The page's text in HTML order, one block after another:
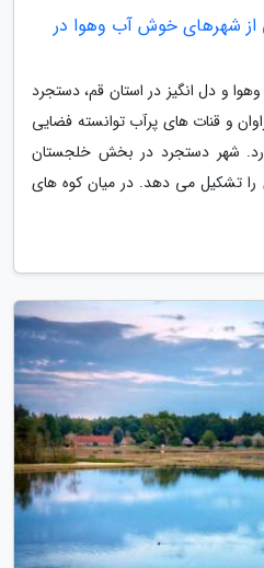
شهرهای خوش آب وهوا در
و دل انگیز در استان قم، دستجرد
و قنات های پرآب توانسته فضایی
شهر دستجرد در بخش خلجستان
را تشکیل می دهد. در میان کوه های